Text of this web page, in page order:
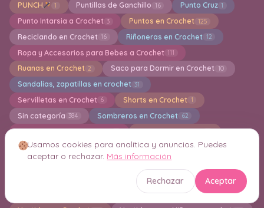
PUNCH 1 Puntillas de Ganchillo 16 Punto Cruz 1
Punto Intarsia a Crochet 3 Puntos en Crochet 125
Reciclando en Crochet 16 Riñoneras en Crochet 12
Ropa y Accesorios para Bebes a Crochet 111
Ruanas en Crochet 2 Saco para Dormir en Crochet 10
Sandalias, zapatillas en crochet 31
Servilletas en Crochet 6 Shorts en Crochet 1
Sin categoría 384 Sombreros en Crochet 62
Tapiz de Pared en Crochet 7 Toallas en crochet 6
Top en crochet 241 Toreras en Crochet 6
Trajes de baños a crochet 13 Trapillo a crochet
Verano a Crochet 1
Vestidos a crochet para muñecas Barbie 8
Usamos cookies para analítica y anuncios. Puedes
aceptar o rechazar. Más información
Rechazar Aceptar